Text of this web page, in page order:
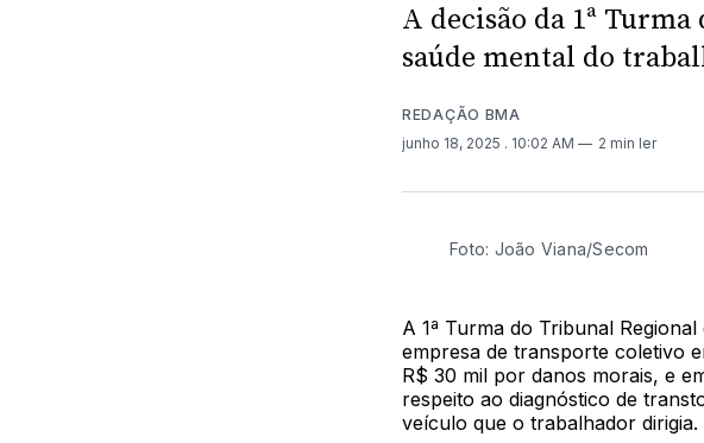
A decisão da 1ª Turma
saúde mental do
REDAÇÃO BMA
junho 18, 2025 . 10:02 AM 2 min ler
Foto: João Viana/Secom
A 1ª Turma do Tribunal
empresa de transporte coletivo
R$ 30 mil por danos morais, e
respeito ao diagnóstico de
veículo que o trabalhador dirigia.